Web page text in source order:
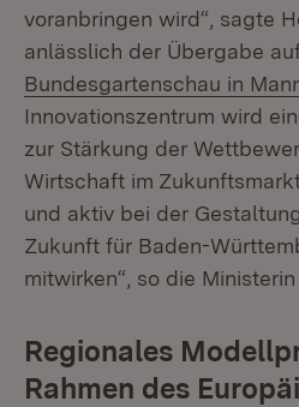
voranbringen wird“, sagte
anlässlich der Übergabe
Bundesgartenschau in
Innovationszentrum wird
zur Stärkung der
Wirtschaft im
und aktiv bei der
Zukunft für Baden-
mitwirken“, so die Ministerin
Regionales
Rahmen des